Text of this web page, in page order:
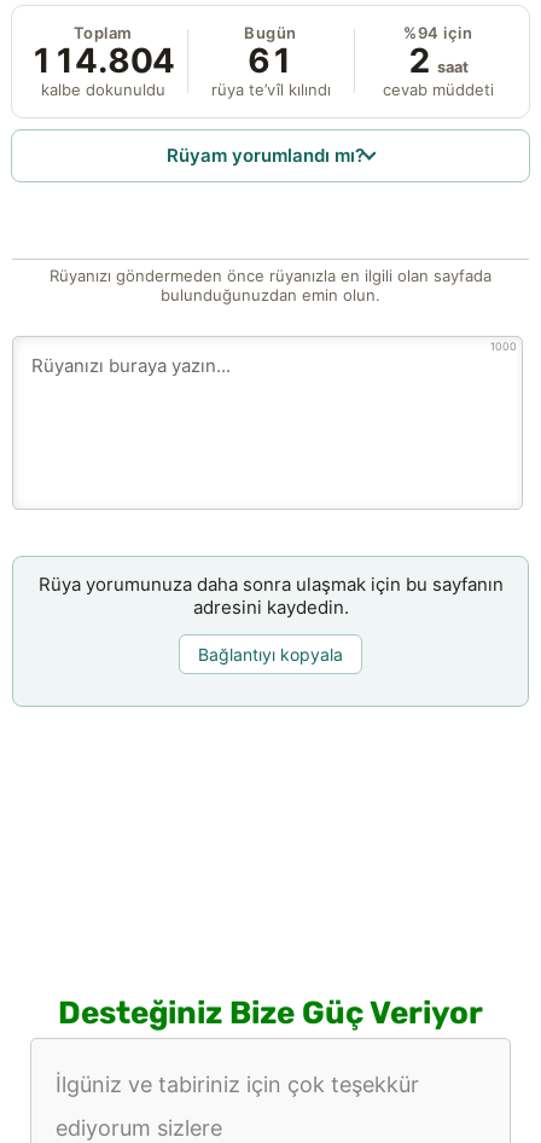
Toplam
114.804
kalbe dokunuldu
Bugün
61
rüya te’vîl kılındı
%94 için
2 saat
cevab müddeti
Rüyam yorumlandı mı?
Rüyanızı göndermeden önce rüyanızla en ilgili olan sayfada
bulunduğunuzdan emin olun.
1000
Rüya yorumunuza daha sonra ulaşmak için bu sayfanın
adresini kaydedin.
Bağlantıyı kopyala
Desteğiniz Bize Güç Veriyor
İlgüniz ve tabiriniz için çok teşekkür
ediyorum sizlere